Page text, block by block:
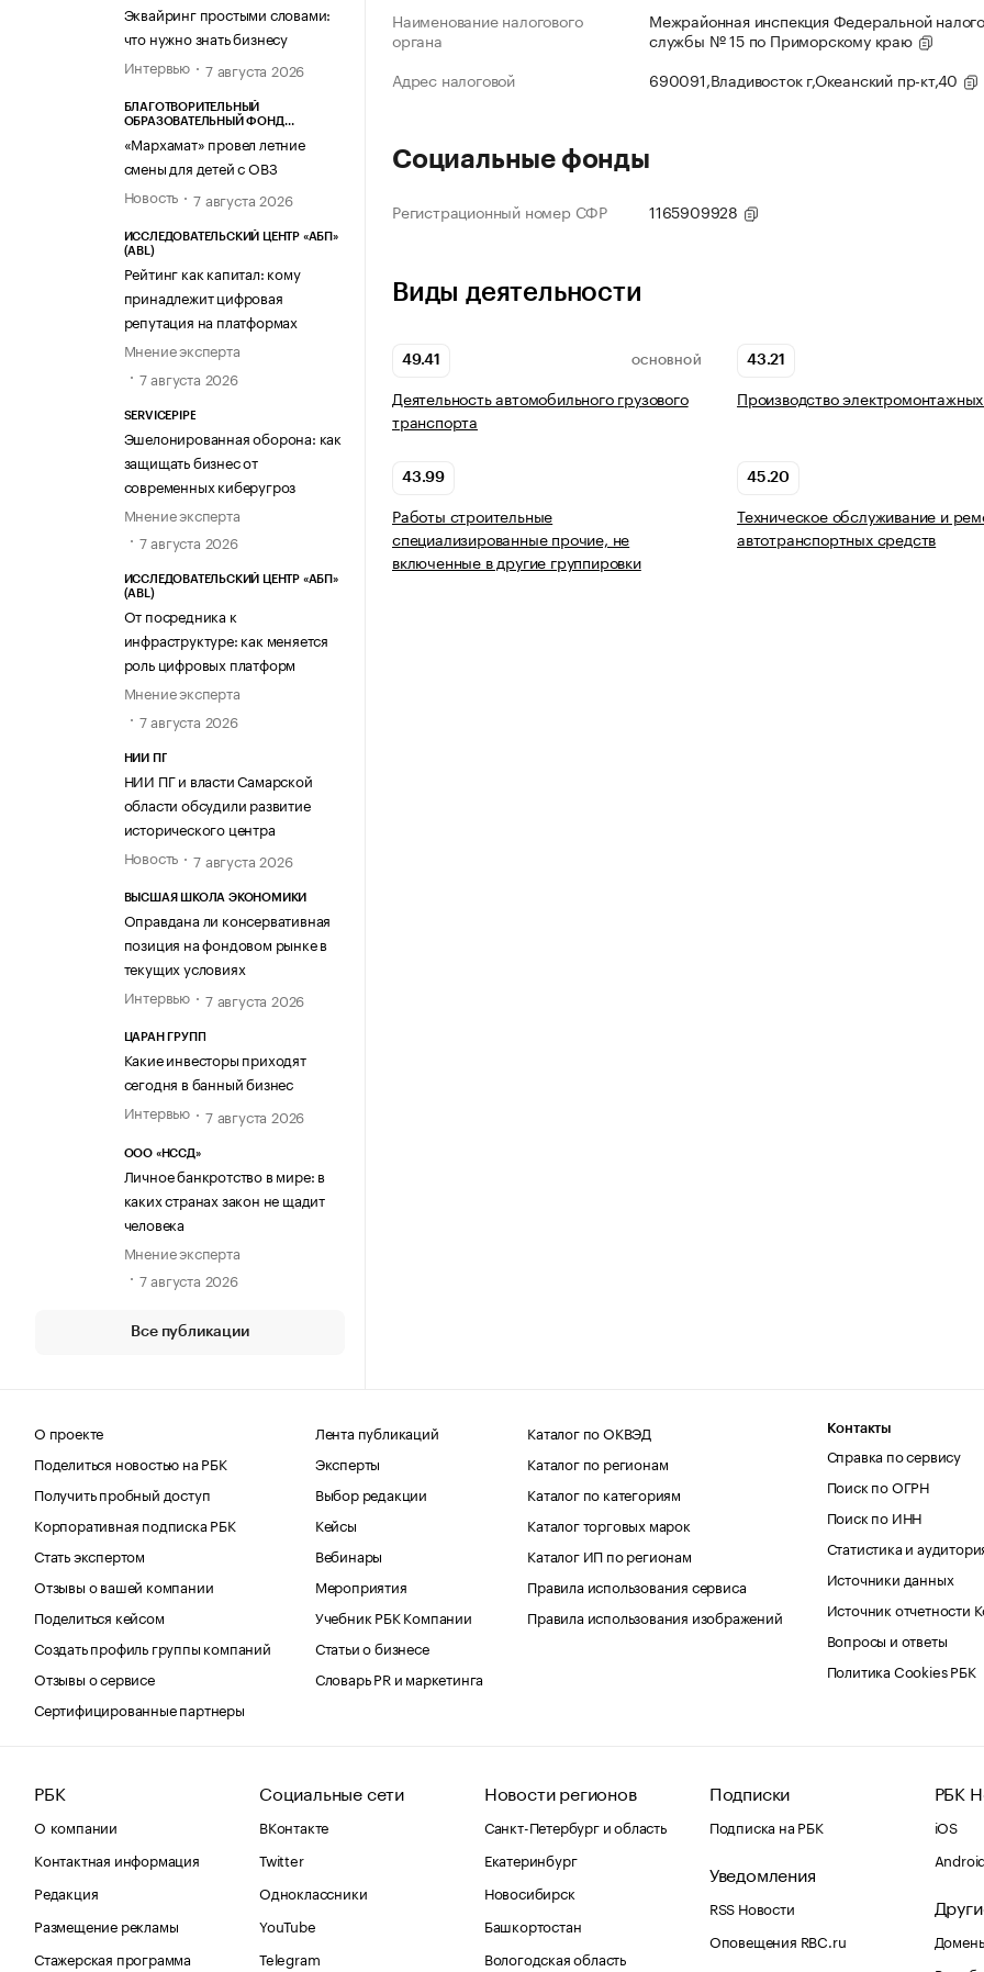
Эквайринг простыми словами:
что нужно знать бизнесу
Интервью
7 августа 2026
БЛАГОТВОРИТЕЛЬНЫЙ
ОБРАЗОВАТЕЛЬНЫЙ ФОНД
«Мархамат» провел летние
смены для детей с ОВЗ
Новость
7 августа 2026
ИССЛЕДОВАТЕЛЬСКИЙ ЦЕНТР «АБП»
(ABL)
Рейтинг как капитал: кому
принадлежит цифровая
репутация на платформах
Мнение эксперта
7 августа 2026
SERVICEPIPE
Эшелонированная оборона: как
защищать бизнес от
современных киберугроз
Мнение эксперта
7 августа 2026
ИССЛЕДОВАТЕЛЬСКИЙ ЦЕНТР «АБП»
(ABL)
От посредника к
инфраструктуре: как меняется
роль цифровых платформ
Мнение эксперта
7 августа 2026
НИИ ПГ
НИИ ПГ и власти Самарской
области обсудили развитие
исторического центра
Новость
7 августа 2026
ВЫСШАЯ ШКОЛА ЭКОНОМИКИ
Оправдана ли консервативная
позиция на фондовом рынке в
текущих условиях
Интервью
7 августа 2026
ЦАРАН ГРУПП
Какие инвесторы приходят
сегодня в банный бизнес
Интервью
7 августа 2026
ООО «НССД»
Личное банкротство в мире: в
каких странах закон не щадит
человека
Мнение эксперта
7 августа 2026
Все публикации
Наименование налогового
органа
Межрайонная инспекция Федеральной
службы № 15 по Приморскому краю
Адрес налоговой
690091,Владивосток г,Океанский пр-кт,40
Социальные фонды
Регистрационный номер СФР 1165909928
Виды деятельности
49.41 ОСНОВНОЙ
Деятельность автомобильного грузового
транспорта
43.21
Производство
43.99
Работы строительные
специализированные прочие, не
включенные в другие группировки
45.20
Техническое обслуживание и
автотранспортных средств
О проекте
Поделиться новостью на РБК
Получить пробный доступ
Корпоративная подписка РБК
Стать экспертом
Отзывы о вашей компании
Поделиться кейсом
Создать профиль группы компаний
Отзывы о сервисе
Сертифицированные партнеры
Лента публикаций
Эксперты
Выбор редакции
Кейсы
Вебинары
Мероприятия
Учебник РБК Компании
Статьи о бизнесе
Словарь PR и маркетинга
Каталог по ОКВЭД
Каталог по регионам
Каталог по категориям
Каталог торговых марок
Каталог ИП по регионам
Правила использования сервиса
Правила использования изображений
Контакты
Справка по сервису
Поиск по ОГРН
Поиск по ИНН
Статистика и
Источники данных
Источник отчетности
Вопросы и ответы
Политика Cookies РБК
РБК
О компании
Контактная информация
Редакция
Размещение рекламы
Стажерская программа
Социальные сети
ВКонтакте
Twitter
Одноклассники
YouTube
Telegram
Новости регионов
Санкт-Петербург и область
Екатеринбург
Новосибирск
Башкортостан
Вологодская область
Подписки
Подписка на РБК
Уведомления
RSS Новости
Оповещения RBC.ru
РБК
iOS